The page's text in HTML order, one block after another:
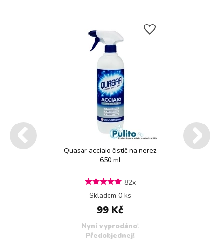
Quasar acciaio čistič na nerez
650 ml
82x
Skladem 0 ks
99 Kč
Nyní vyprodáno!
Předobjednej!